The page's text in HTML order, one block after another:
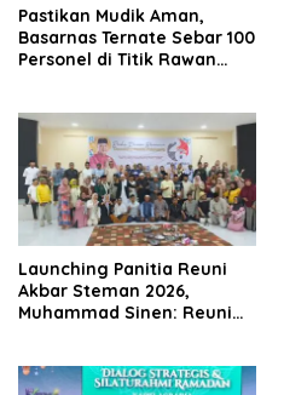
Pastikan Mudik Aman,
Basarnas Ternate Sebar 100
Personel di Titik Rawan
Launching Panitia Reuni
Akbar Steman 2026,
Muhammad Sinen: Reuni